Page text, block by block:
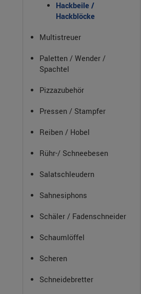
Hackbeile /
Hackblöcke
Multistreuer
Paletten / Wender /
Spachtel
Pizzazubehör
Pressen / Stampfer
Reiben / Hobel
Rühr-/ Schneebesen
Salatschleudern
Sahnesiphons
Schäler / Fadenschneider
Schaumlöffel
Scheren
Schneidebretter